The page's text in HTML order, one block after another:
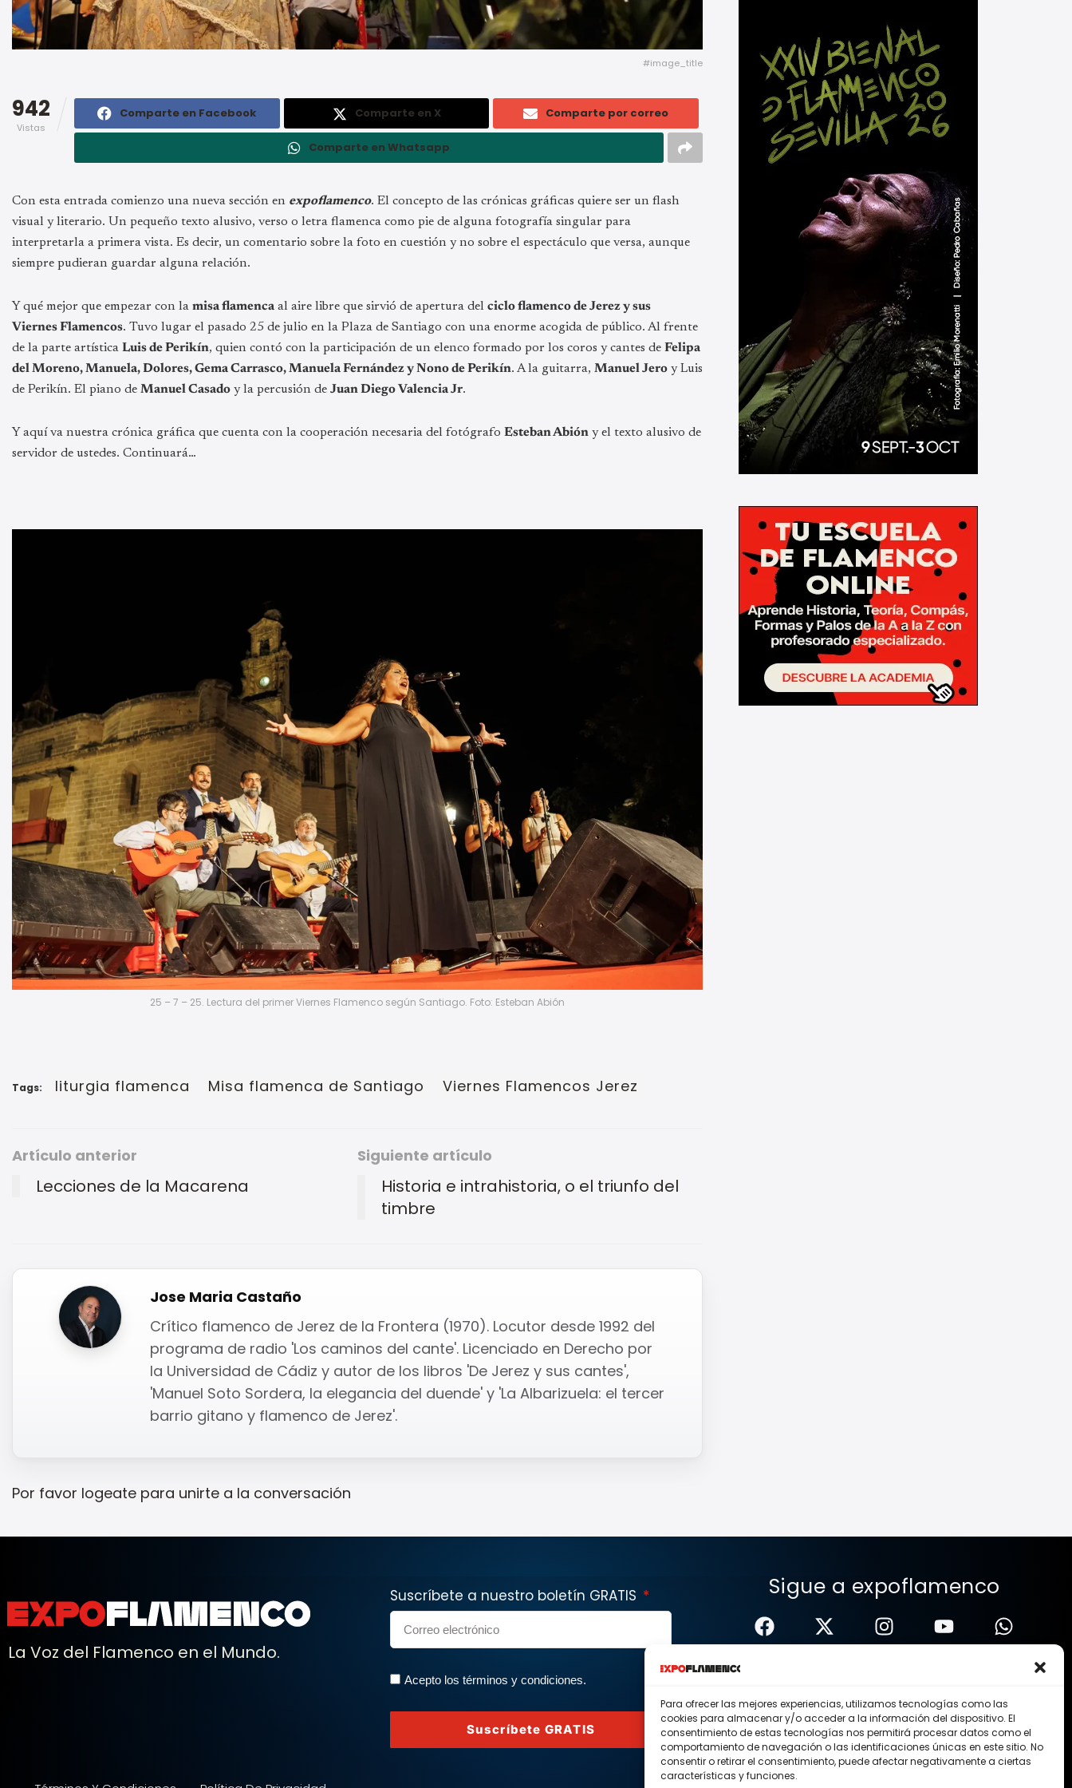
Para ofrecer las mejores experiencias, utilizamos tecnologías como las
cookies para almacenar y/o acceder a la información del dispositivo. El
consentimiento de estas tecnologías nos permitirá procesar datos como el
comportamiento de navegación o las identificaciones únicas en este sitio. No
consentir o retirar el consentimiento, puede afectar negativamente a ciertas
características y funciones.
#image_title
942
Vistas
Comparte en Facebook Comparte en X Comparte por correo
Comparte en Whatsapp
Con esta entrada comienzo una nueva sección en expoflamenco. El concepto de las crónicas gráficas quiere ser un flash
visual y literario. Un pequeño texto alusivo, verso o letra flamenca como pie de alguna fotografía singular para
interpretarla a primera vista. Es decir, un comentario sobre la foto en cuestión y no sobre el espectáculo que versa, aunque
siempre pudieran guardar alguna relación.
Y qué mejor que empezar con la misa flamenca al aire libre que sirvió de apertura del ciclo flamenco de Jerez y sus
Viernes Flamencos. Tuvo lugar el pasado 25 de julio en la Plaza de Santiago con una enorme acogida de público. Al frente
de la parte artística Luis de Perikín, quien contó con la participación de un elenco formado por los coros y cantes de Felipa
del Moreno, Manuela, Dolores, Gema Carrasco, Manuela Fernández y Nono de Perikín. A la guitarra, Manuel Jero y Luis
de Perikín. El piano de Manuel Casado y la percusión de Juan Diego Valencia Jr.
Y aquí va nuestra crónica gráfica que cuenta con la cooperación necesaria del fotógrafo Esteban Abión y el texto alusivo de
servidor de ustedes. Continuará…
25 – 7 – 25. Lectura del primer Viernes Flamenco según Santiago. Foto: Esteban Abión
Tags: liturgia flamenca Misa flamenca de Santiago Viernes Flamencos Jerez
Artículo anterior
Lecciones de la Macarena
Siguiente artículo
Historia e intrahistoria, o el triunfo del
timbre
Jose Maria Castaño
Crítico flamenco de Jerez de la Frontera (1970). Locutor desde 1992 del
programa de radio 'Los caminos del cante'. Licenciado en Derecho por
la Universidad de Cádiz y autor de los libros 'De Jerez y sus cantes',
'Manuel Soto Sordera, la elegancia del duende' y 'La Albarizuela: el tercer
barrio gitano y flamenco de Jerez'.
Por favor logeate para unirte a la conversación
La Voz del Flamenco en el Mundo.
Suscríbete a nuestro boletín GRATIS
Acepto los términos y condiciones.
Suscríbete GRATIS
Sigue a expoflamenco